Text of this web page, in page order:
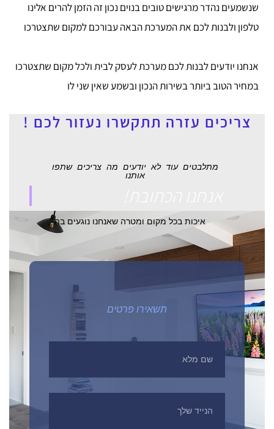
שנשמעים נהדר מרגישים טובים בנוים נכון זה הזמן להרים אלינו
טלפון ולבנות לכם את המערכת הבאה עבורכם למקום שתצטרכו
אנחנו יודעים לבנות לכם מערכת לעסק לבית ולכל מקום שתצטרכו
במחיר הטוב ביותר בשירות הנכון ובשמע שאין שני לו
צריכים עזרה תתקשרו נעזור לכם !
מתלבטים עוד לא יודעים מה צריכים שתפו
אותנו
איכות בכל מקום ומטרה שאנחנו נוגעים בה.
תשאירו פרטים